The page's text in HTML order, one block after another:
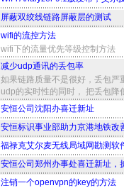
屏蔽双绞线链路屏蔽层的测试
wifi的流控方法
wifi下的流量优先等级控制方法
减少udp通讯的丢包率
如果链路质量不是很好，丢包严
udp的实时性的同时， 把丢包降
安恒公司沈阳办喜迁新址
安恒标识事业部助力京港地铁改
福禄克艾尔麦无线局域网勘测
安恒公司郑州办事处喜迁新址，
注销一个openvpn的key的方法